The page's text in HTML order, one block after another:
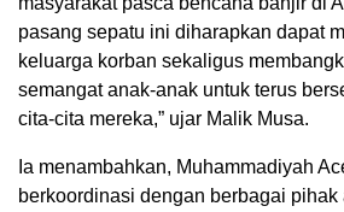
pasang sepatu ini diharapkan dapat
keluarga korban sekaligus
semangat anak-anak untuk terus
cita-cita mereka,” ujar Malik Musa.
Ia menambahkan, Muhammadiyah
berkoordinasi dengan berbagai pihak